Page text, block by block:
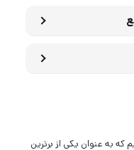
به عنوان یکی از برترین